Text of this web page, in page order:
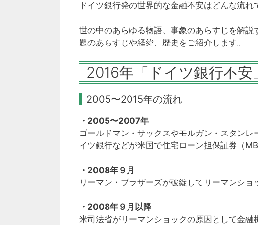
ドイツ銀行発の世界的な金融不安はどんな流れ
世の中のあらゆる物語、事象のあらすじを解
題のあらすじや経緯、歴史をご紹介します。
2016年「ドイツ銀行不
2005〜2015年の流れ
・2005〜2007年
ゴールドマン・サックスやモルガン・スタン
イツ銀行などが米国で住宅ローン担保証券（
・2008年９月
リーマン・ブラザーズが破綻してリーマンショ
・2008年９月以降
米司法省がリーマンショックの原因として金